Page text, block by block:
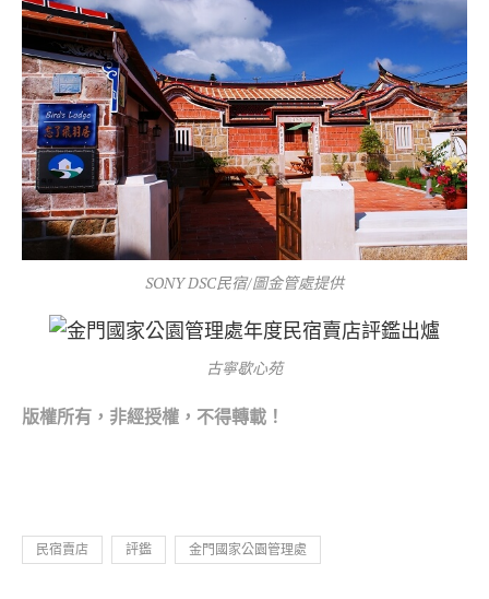
SONY DSC民宿/圖金管處提供
古寧歇心苑
版權所有，非經授權，不得轉載！
民宿賣店 評鑑 金門國家公園管理處